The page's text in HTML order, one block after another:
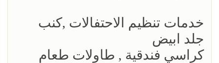
خدمات تنظيم الاحتفالات ,كنب
جلد ابيض
كراسي فندقية , طاولات طعام